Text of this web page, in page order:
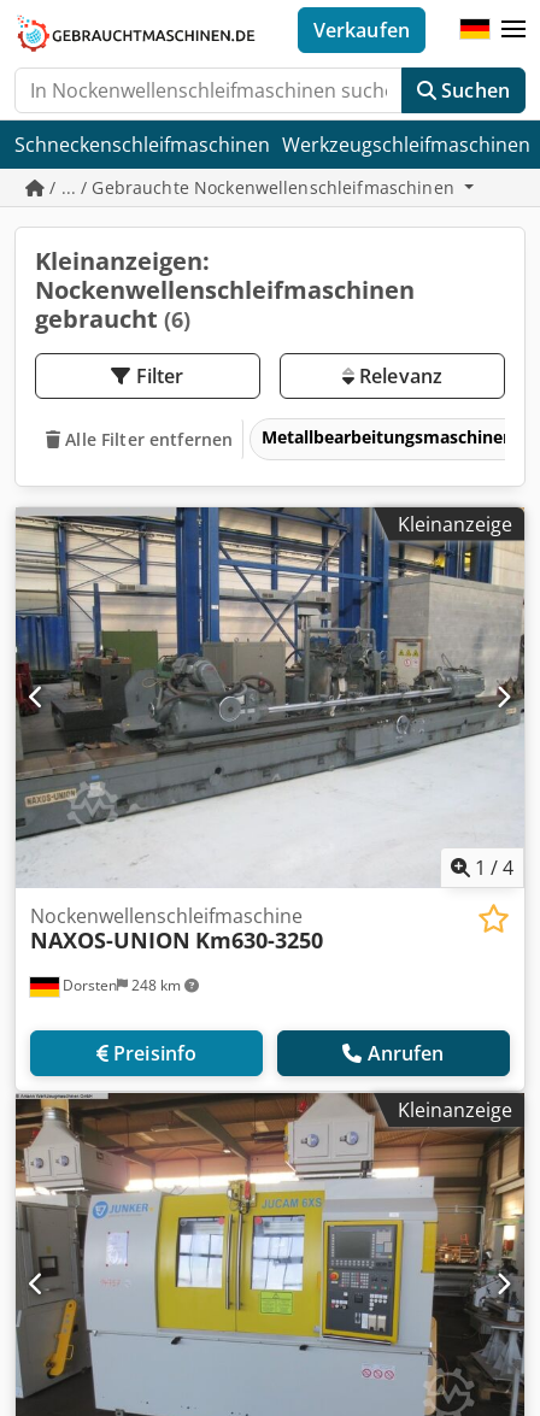
Suchen
Verkaufen
Schneckenschleifmaschinen Werkzeugschleifmaschinen
/ ... / Gebrauchte Nockenwellenschleifmaschinen
Kleinanzeigen:
Nockenwellenschleifmaschinen
gebraucht (6)
Filter Relevanz
Alle Filter entfernen Metallbearbeitungsmaschinen
Kleinanzeige
1 /4
Dorsten 248 km
Nockenwellenschleifmaschine
NAXOS-UNION Km630-3250
Preisinfo Anrufen
Kleinanzeige